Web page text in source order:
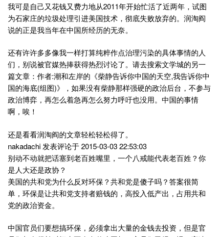
我可是自己又花钱又费力地从2011年开始忙活了近两年，试图
为石家庄的垃圾处理引进美国技术，彻底失败放弃的。润淘阎
说的正是我当年在中国所经历的无奈。
还有许许多多像我一样打算纯粹作点治理污染的具体事情的人
们，别说被官媒热捧获得热烈讨论了。请去搜索文学城的另一
篇文章：作者:潮和左岸的《柴静告诉你中国的天空,我告诉你中
国的海底(组图)》，如果没有柴静那样强硬的政治后台，不参与
政治博弈，再怎么着急再怎么努力呼吁也没用。中国的事情
啊，唉！
还是看看润淘阎的文章轻松轻松得了。
nakadachi 发表评论于 2015-03-03 22:53:03
别动不动就把话塞到老百姓嘴里，一个八戒能代表老百姓？你
是人大还是政协？
美国的共和党为什么反对环保？共和党是傻子吗？答案很简
单，环保是让共和党支持者赔钱的，高投入低产出，占用共和
党的政治资金。
中国官员们要想搞环保，必须拿出大量的金钱去投资，但是官